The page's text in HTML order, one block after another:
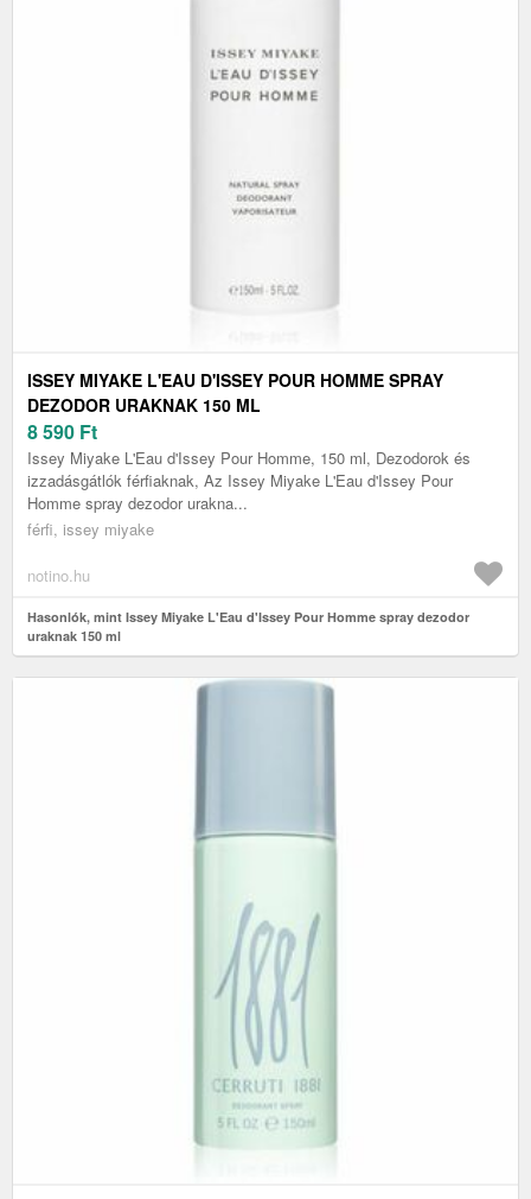
ISSEY MIYAKE L'EAU D'ISSEY POUR HOMME SPRAY
DEZODOR URAKNAK 150 ML
8 590 Ft
Issey Miyake L'Eau d'Issey Pour Homme, 150 ml, Dezodorok és
izzadásgátlók férfiaknak, Az Issey Miyake L'Eau d'Issey Pour
Homme spray dezodor urakna...
férfi, issey miyake
notino.hu
Hasonlók, mint Issey Miyake L'Eau d'Issey Pour Homme spray dezodor
uraknak 150 ml